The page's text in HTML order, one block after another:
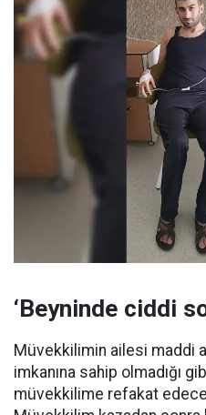
‘Beyninde ciddi
Müvekkilimin ailesi maddi
imkanına sahip olmadığı
müvekkilime refakat